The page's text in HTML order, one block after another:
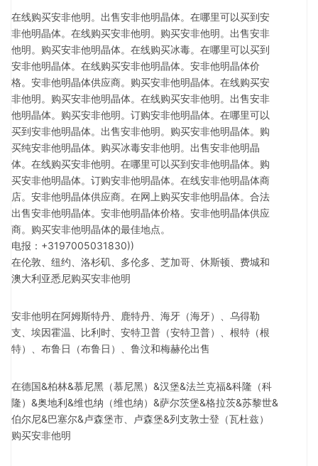
在线购买安非他明。出售安非他明晶体。在哪里可以买到安
非他明晶体。在线购买安非他明。购买安非他明。出售安非
他明。购买安非他明晶体。在线购买冰毒。在哪里可以买到
安非他明晶体。在线购买安非他明晶体。安非他明晶体价
格。安非他明晶体供应商。购买安非他明晶体。在线购买安
非他明。购买安非他明晶体。在线购买安非他明。出售安非
他明晶体。购买安非他明。订购安非他明晶体。在哪里可以
买到安非他明晶体。出售安非他明。购买安非他明晶体。购
买纯安非他明晶体。购买冰毒安非他明。出售安非他明晶
体。在线购买安非他明。在哪里可以买到安非他明晶体。购
买安非他明晶体。订购安非他明晶体。在线安非他明晶体商
店。安非他明晶体供应商。在网上购买安非他明晶体。合法
出售安非他明晶体。安非他明晶体价格。安非他明晶体供应
商。购买安非他明晶体的最佳地点。
电报：+3197005031830))
在伦敦、纽约、洛杉矶、多伦多、芝加哥、休斯顿、费城和
澳大利亚悉尼购买安非他明
安非他明在阿姆斯特丹、鹿特丹、海牙（海牙）、乌得勒
支、埃因霍温、比利时、安特卫普（安特卫普）、根特（根
特）、布鲁日（布鲁日）、鲁汶和梅赫伦出售
在德国&柏林&慕尼黑（慕尼黑）&汉堡&法兰克福&科隆（科
隆）&奥地利&维也纳（维也纳）&萨尔茨堡&格拉茨&苏黎世&
伯尔尼&巴塞尔&卢森堡市、卢森堡&列支敦士登（瓦杜兹）
购买安非他明